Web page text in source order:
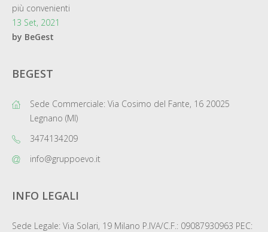
più convenienti
13 Set, 2021
by BeGest
BEGEST
Sede Commerciale: Via Cosimo del Fante, 16 20025
Legnano (MI)
3474134209
info@gruppoevo.it
INFO LEGALI
Sede Legale: Via Solari, 19 Milano P.IVA/C.F.: 09087930963 PEC: